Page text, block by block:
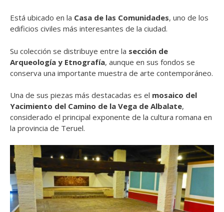
Está ubicado en la Casa de las Comunidades, uno de los
edificios civiles más interesantes de la ciudad.
Su colección se distribuye entre la sección de
Arqueología y Etnografía, aunque en sus fondos se
conserva una importante muestra de arte contemporáneo.
Una de sus piezas más destacadas es el mosaico del
Yacimiento del Camino de la Vega de Albalate,
considerado el principal exponente de la cultura romana en
la provincia de Teruel.